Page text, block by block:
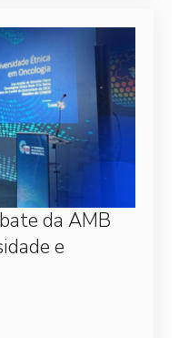
da AMB
e